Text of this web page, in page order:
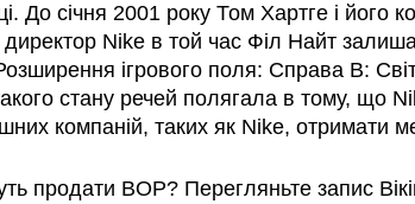
До січня 2001 року Том Хартге і
Nike в той час Філ Найт
ігрового поля: Справа B:
стану речей полягала в тому, що
компаній, таких як Nike,
продати BOP? Перегляньте запис